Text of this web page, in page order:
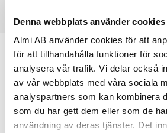
Denna webbplats använder cookies
Almi AB använder cookies för att
för att tillhandahålla funktioner för
analysera vår trafik. Vi delar också
av vår webbplats med våra sociala
analyspartners som kan kombinera
som du har gett dem eller som de
användning av deras tjänster. Det
Fler